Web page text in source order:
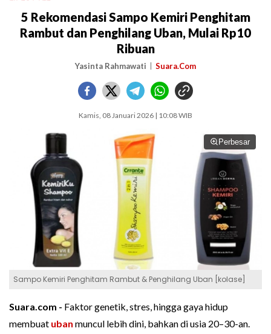
5 Rekomendasi Sampo Kemiri Penghitam
Rambut dan Penghilang Uban, Mulai Rp10
Ribuan
Yasinta Rahmawati Suara.Com
Kamis, 08 Januari 2026 | 10:08 WIB
Perbesar
Sampo Kemiri Penghitam Rambut & Penghilang Uban [kolase]
Suara.com - Faktor genetik, stres, hingga gaya hidup
membuat uban muncul lebih dini, bahkan di usia 20–30-an.